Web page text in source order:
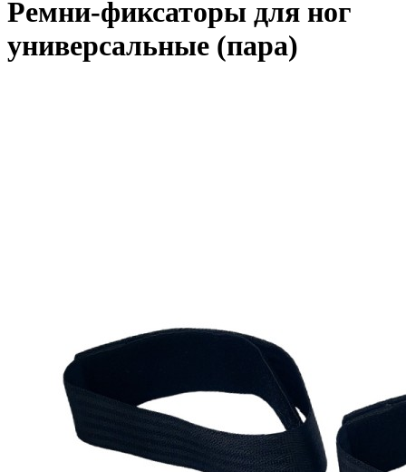
Ремни-фиксаторы для ног
универсальные (пара)